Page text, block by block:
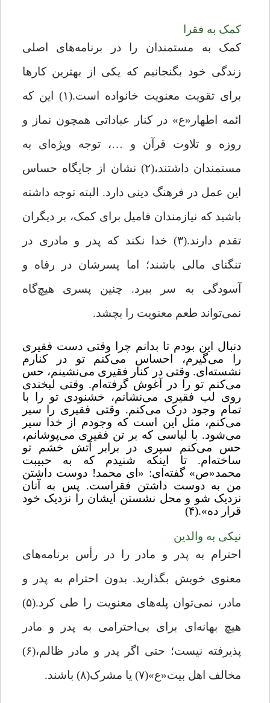
کمک به فقرا
کمک به مستمندان را در برنامه‌های اصلی
زندگی خود بگنجانیم که یکی از بهترین کارها
برای تقویت معنویت خانواده است.(۱) این که
ائمه اطهار«ع» در کنار عباداتی همچون نماز و
روزه و تلاوت قرآن و …، توجه ویژه‌ای به
مستمندان داشتند،(۲) نشان از جایگاه حساس
این عمل در فرهنگ دینی دارد. البته توجه داشته
باشید که نیازمندان فامیل برای کمک، بر دیگران
تقدم دارند.(۳) خدا نکند که پدر و مادری در
تنگنای مالی باشند؛ اما پسرشان در رفاه و
آسودگی به سر ببرد. چنین پسری هیچ‌گاه
نمی‌تواند طعم معنویت را بچشد. ‌
دنبال این بودم تا بدانم چرا وقتی دست فقیری
را می‌گیرم، احساس می‌کنم تو در کنارم
نشسته‌ای. وقتی در کنار فقیری می‌نشینم، حس
می‌کنم تو را در آغوش گرفته‌ام. وقتی لبخندی
روی لب فقیری می‌نشانم، خشنودی تو را با
تمام وجود درک می‌کنم. وقتی فقیری را سیر
می‌کنم، مثل این است که وجودم از خدا سیر
می‌شود. با لباسی که بر تن فقیری می‌پوشانم،
حس می‌کنم سپری در برابر آتش خشم تو
ساخته‌ام. تا اینکه شنیدم که به حبیبت
محمد«ص» گفته‌ای: «ای محمد! دوست داشتن
من به دوست داشتن فقراست. پس به آنان
نزدیک شو و محل نشستن ایشان را نزدیک خود
قرار ده».(۴)
نیکی به والدین
احترام به پدر و مادر را در رأس برنامه‌های
معنوی خویش بگذارید. بدون احترام به پدر و
مادر، نمی‌توان پله‌های معنویت را طی کرد.(۵)
هیچ بهانه‌‌ای برای بی‌احترامی به پدر و مادر
پذیرفته نیست؛ حتی اگر پدر و مادر ظالم،(۶)
‌مخالف اهل بیت«ع»(۷) یا مشرک(۸) باشند.